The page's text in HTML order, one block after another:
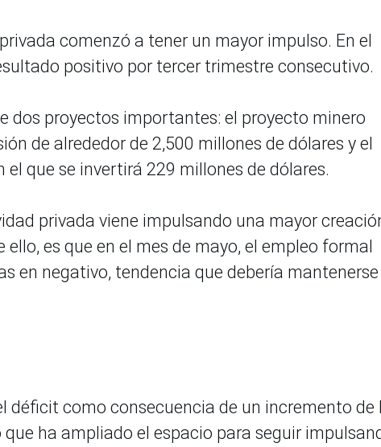
comenzó a tener un mayor impulso. En el
positivo por tercer trimestre consecutivo.
dos proyectos importantes: el proyecto minero
de alrededor de 2,500 millones de dólares y el
que se invertirá 229 millones de dólares.
privada viene impulsando una mayor
es que en el mes de mayo, el empleo formal
en negativo, tendencia que debería mantenerse
déficit como consecuencia de un incremento de
ha ampliado el espacio para seguir